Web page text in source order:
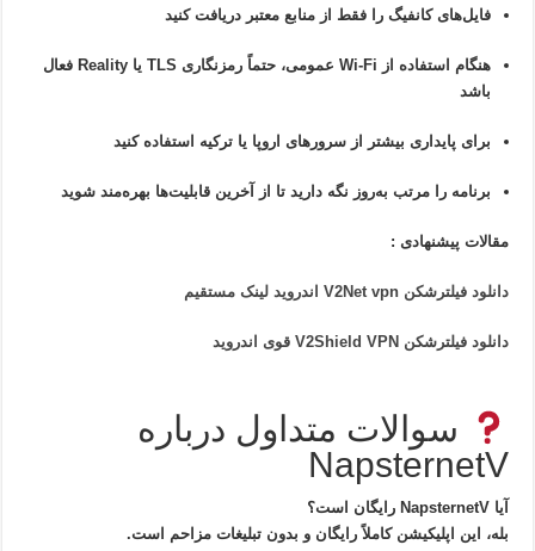
فایل‌های کانفیگ را فقط از منابع معتبر دریافت کنید
هنگام استفاده از Wi-Fi عمومی، حتماً رمزنگاری TLS یا Reality فعال
باشد
برای پایداری بیشتر از سرورهای اروپا یا ترکیه استفاده کنید
برنامه را مرتب به‌روز نگه دارید تا از آخرین قابلیت‌ها بهره‌مند شوید
مقالات پیشنهادی :
دانلود فیلترشکن V2Net vpn اندروید لینک مستقیم
دانلود فیلترشکن V2Shield VPN قوی اندروید
سوالات متداول درباره
NapsternetV
آیا NapsternetV رایگان است؟
بله، این اپلیکیشن کاملاً رایگان و بدون تبلیغات مزاحم است.